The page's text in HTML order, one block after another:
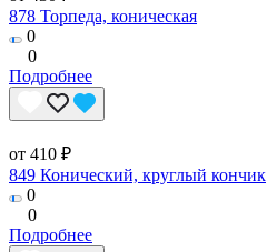
878 Торпеда, коническая
0
0
Подробнее
от 410 ₽
849 Конический, круглый кончик
0
0
Подробнее